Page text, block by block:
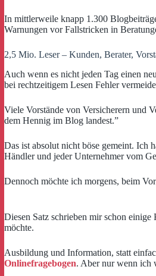
In mittlerweile knapp 1.300
Warnungen vor Fallstricken in
2,5 Mio. Leser – Kunden, Berater,
Auch wenn es nicht jeden Tag einen
bei rechtzeitigem Lesen Fehler
Viele Vorstände von Versicherern und
dem Hennig im Blog landest.”
Das ist absolut nicht böse gemeint. Ich
Händler und jeder Unternehmer vom
Dennoch möchte ich morgens, beim
Diesen Satz schrieben mir schon einige
möchte.
Ausbildung und Information, statt
Onlinefragebogen. Aber nur wenn ich